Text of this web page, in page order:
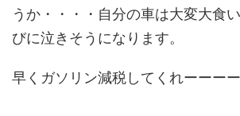
うか・・・・自分の車は大変大食
びに泣きそうになります。
早くガソリン減税してくれーーー